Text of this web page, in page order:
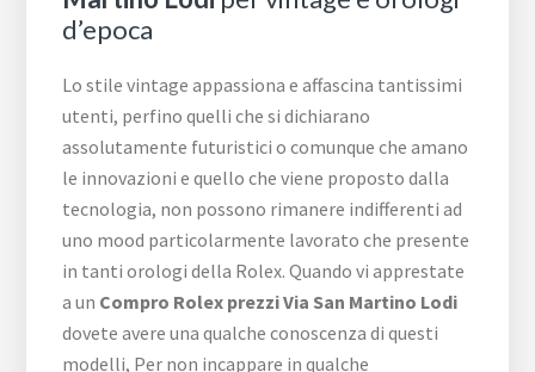
d’epoca
Lo stile vintage appassiona e affascina tantissimi
utenti, perfino quelli che si dichiarano
assolutamente futuristici o comunque che amano
le innovazioni e quello che viene proposto dalla
tecnologia, non possono rimanere indifferenti ad
uno mood particolarmente lavorato che presente
in tanti orologi della Rolex. Quando vi apprestate
a un Compro Rolex prezzi Via San Martino Lodi
dovete avere una qualche conoscenza di questi
modelli, Per non incappare in qualche